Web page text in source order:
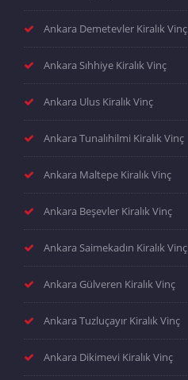
Ankara Demetevler Kiralık Vinç
Ankara Sıhhiye Kiralık Vinç
Ankara Ulus Kiralık Vinç
Ankara Tunalıhilmi Kiralık Vinç
Ankara Maltepe Kiralık Vinç
Ankara Beşevler Kiralık Vinç
Ankara Saimekadın Kiralık Vinç
Ankara Gülveren Kiralık Vinç
Ankara Tuzluçayır Kiralık Vinç
Ankara Dikimevi Kiralık Vinç